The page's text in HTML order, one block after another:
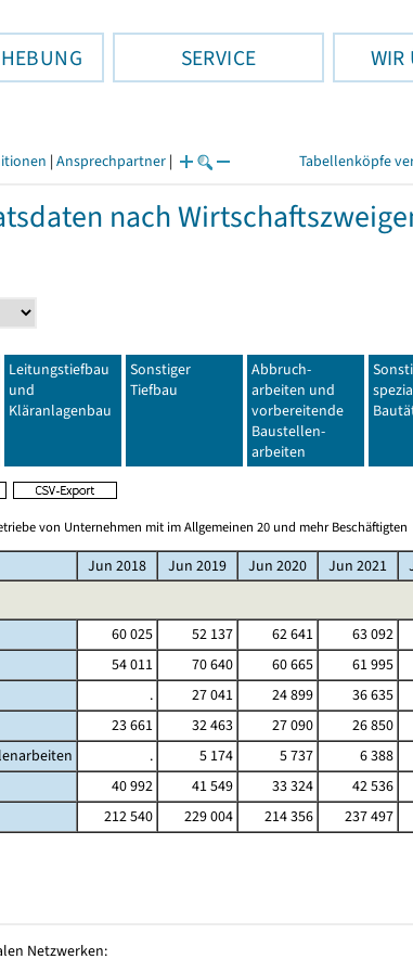
SERVICE WIR
| Ansprechpartner | Tabellenköpfe
nach
Leitungstiefbau
und
Kläranlagenbau
Sonstiger
Tiefbau
Abbruch-
arbeiten und
vorbereitende
Baustellen-
arbeiten
von Unternehmen mit im Allgemeinen 20 und mehr Beschäftigten
Jun 2018 Jun 2019 Jun 2020 Jun 2021
60 025 52 137 62 641 63 092
54 011 70 640 60 665 61 995
. 27 041 24 899 36 635
23 661 32 463 27 090 26 850
. 5 174 5 737 6 388
40 992 41 549 33 324 42 536
212 540 229 004 214 356 237 497
Netzwerken: